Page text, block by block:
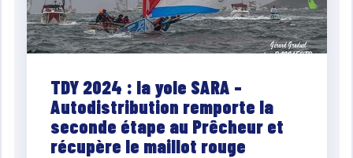
TDY 2024 : la yole SARA –
Autodistribution remporte la
seconde étape au Prêcheur et
récupère le maillot rouge